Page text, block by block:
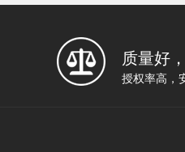
质量好
授权率高，